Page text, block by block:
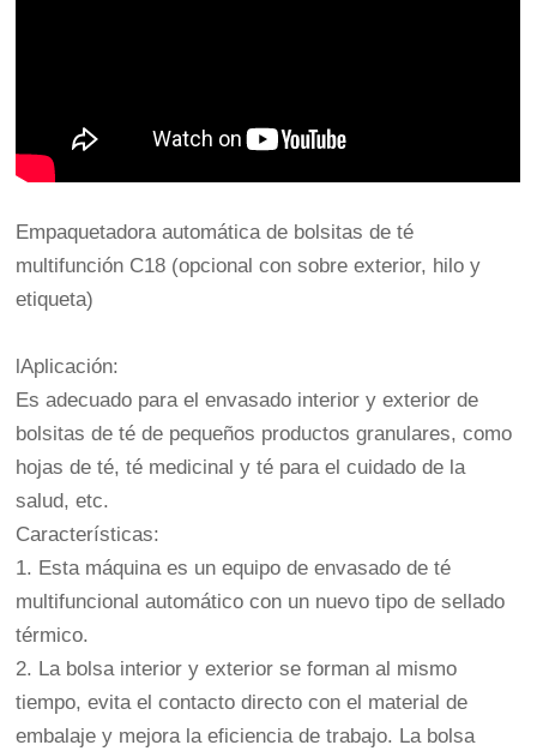
Empaquetadora automática de bolsitas de té
multifunción C18 (opcional con sobre exterior, hilo y
etiqueta)
lAplicación:
Es adecuado para el envasado interior y exterior de
bolsitas de té de pequeños productos granulares, como
hojas de té, té medicinal y té para el cuidado de la
salud, etc.
Características:
1. Esta máquina es un equipo de envasado de té
multifuncional automático con un nuevo tipo de sellado
térmico.
2. La bolsa interior y exterior se forman al mismo
tiempo, evita el contacto directo con el material de
embalaje y mejora la eficiencia de trabajo. La bolsa